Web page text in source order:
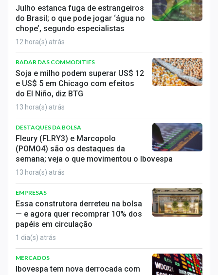
Economia
Empresas
Brasil
Política
Colunas
Especiais
Internacional
Marketing
Tecnologia
Conteúdo de Marca
Sobre
Expediente
Contato
Julho estanca fuga de estrangeiros
do Brasil; o que pode jogar ‘água no
chope’, segundo especialistas
12 hora(s) atrás
RADAR DAS COMMODITIES
Soja e milho podem superar US$ 12
e US$ 5 em Chicago com efeitos
do El Niño, diz BTG
13 hora(s) atrás
DESTAQUES DA BOLSA
Fleury (FLRY3) e Marcopolo
(POMO4) são os destaques da
semana; veja o que movimentou o Ibovespa
13 hora(s) atrás
EMPRESAS
Essa construtora derreteu na bolsa
— e agora quer recomprar 10% dos
papéis em circulação
1 dia(s) atrás
MERCADOS
Ibovespa tem nova derrocada com